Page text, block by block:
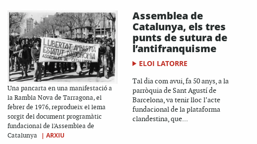
Una pancarta en una manifestació a
la Rambla Nova de Tarragona, el
febrer de 1976, reprodueix el lema
sorgit del document programàtic
fundacional de l'Assemblea de
Catalunya
| ARXIU
Assemblea de
Catalunya, els tres
punts de sutura de
l’antifranquisme
ELOI LATORRE
Tal dia com avui, fa 50 anys, a la
parròquia de Sant Agustí de
Barcelona, va tenir lloc l’acte
fundacional de la plataforma
clandestina, que...